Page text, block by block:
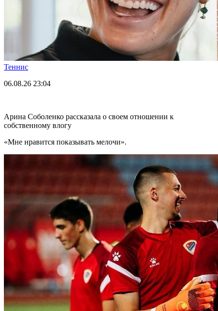
Теннис
06.08.26 23:04
Арина Соболенко рассказала о своем отношении к
собственному влогу
«Мне нравится показывать мелочи».